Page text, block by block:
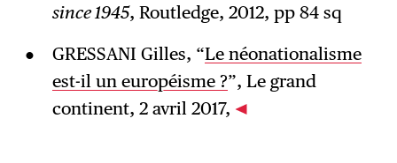
since 1945, Routledge, 2012, pp 84 sq
GRESSANI Gilles, “Le néonationalisme
est-il un européisme ?”, Le grand
continent, 2 avril 2017,